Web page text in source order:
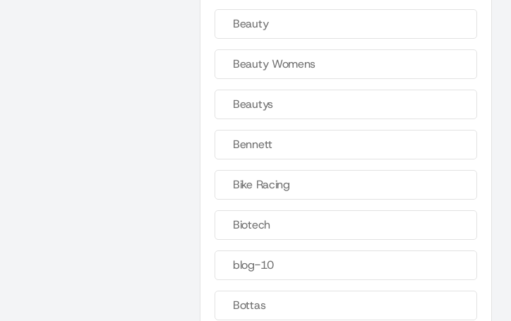
Beauty
Beauty Womens
Beautys
Bennett
Bike Racing
Biotech
blog-10
Bottas